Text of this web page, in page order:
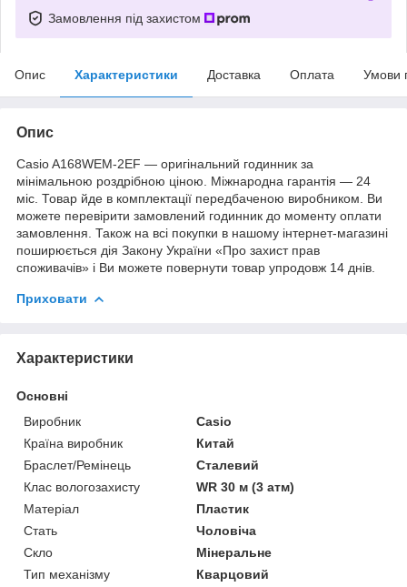
Замовлення під захистом
Опис Характеристики Доставка Оплата Умови
Опис
Casio A168WEM-2EF — оригінальний годинник за
мінімальною роздрібною ціною. Міжнародна гарантія — 24
міс. Товар йде в комплектації передбаченою виробником. Ви
можете перевірити замовлений годинник до моменту оплати
замовлення. Також на всі покупки в нашому інтернет-магазині
поширюється дія Закону України «Про захист прав
споживачів» і Ви можете повернути товар упродовж 14 днів.
Приховати
Характеристики
Основні
Виробник
Casio
Країна виробник
Китай
Браслет/Ремінець
Сталевий
Клас вологозахисту
WR 30 м (3 атм)
Матеріал
Пластик
Стать
Чоловіча
Скло
Мінеральне
Тип механізму
Кварцовий